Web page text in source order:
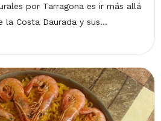
por Tarragona es ir más allá
la Costa Daurada y sus...